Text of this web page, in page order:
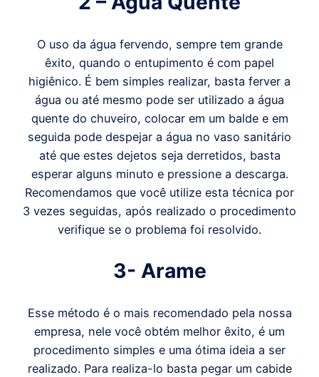
O uso da água fervendo, sempre tem grande
êxito, quando o entupimento é com papel
higiênico. É bem simples realizar, basta ferver a
água ou até mesmo pode ser utilizado a água
quente do chuveiro, colocar em um balde e em
seguida pode despejar a água no vaso sanitário
até que estes dejetos seja derretidos, basta
esperar alguns minuto e pressione a descarga.
Recomendamos que você utilize esta técnica por
3 vezes seguidas, após realizado o procedimento
verifique se o problema foi resolvido.
3- Arame
Esse método é o mais recomendado pela nossa
empresa, nele você obtém melhor êxito, é um
procedimento simples e uma ótima ideia a ser
realizado. Para realiza-lo basta pegar um cabide